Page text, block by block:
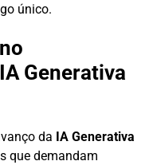
único.
Generativa
da IA Generativa
que demandam